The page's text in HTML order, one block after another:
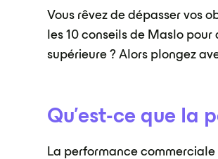
Vous rêvez de dépasser vos
les 10 conseils de Maslo
supérieure ? Alors plongez
Qu'est-ce que la
La performance commerciale